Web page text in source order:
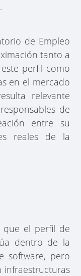
de Empleo
tanto a
perfil como
en el mercado
relevante
de
entre su
reales de la
que el perfil de
dentro de la
software, pero
infraestructuras